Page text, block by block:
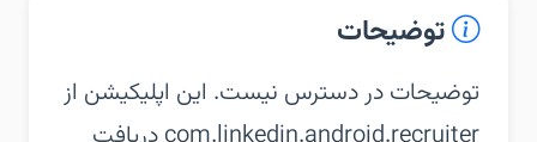
توضیحات
توضیحات در دسترس نیست. این اپلیکیشن از